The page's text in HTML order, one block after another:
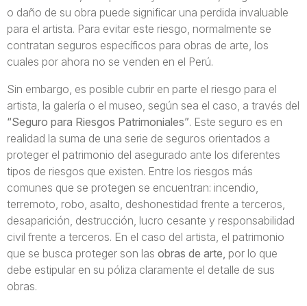
o daño de su obra puede significar una perdida invaluable
para el artista. Para evitar este riesgo, normalmente se
contratan seguros específicos para obras de arte, los
cuales por ahora no se venden en el Perú.
Sin embargo, es posible cubrir en parte el riesgo para el
artista, la galería o el museo, según sea el caso, a través del
“Seguro para Riesgos Patrimoniales”. Este seguro es en
realidad la suma de una serie de seguros orientados a
proteger el patrimonio del asegurado ante los diferentes
tipos de riesgos que existen. Entre los riesgos más
comunes que se protegen se encuentran: incendio,
terremoto, robo, asalto, deshonestidad frente a terceros,
desaparición, destrucción, lucro cesante y responsabilidad
civil frente a terceros. En el caso del artista, el patrimonio
que se busca proteger son las obras de arte, por lo que
debe estipular en su póliza claramente el detalle de sus
obras.